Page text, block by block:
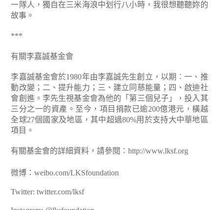
一隊人，獨自在三米海浪中划行八小時，我很想聽聽妳的
故事。
***
有關李嘉誠基金會
李嘉誠基金會於1980年由李嘉誠先生創立，以期︰一、推
動改變；二、提升能力；三、建立同慈能量；四、啟迪社
會創進。李先生視基金會為他的「第三個兒子」，投入其
三分之一的資產。至今，項目捐款已逾200億港元，橫越
全球27個國家及地區，其中超過80%用於支持大中華地區
項目。
有關基金會的詳細資料，請參閱︰http://www.lksf.org
微博：weibo.com/LKSfoundation
Twitter: twitter.com/lksf